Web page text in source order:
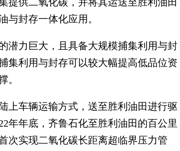
与封存一体化应用。
力巨大，且具备大规模捕集利用与封
集利用与封存可以较大幅提高低品位资
。
车辆运输方式，送至胜利油田进行驱
年年底，齐鲁石化至胜利油田的百公里
次实现二氧化碳长距离超临界压力管